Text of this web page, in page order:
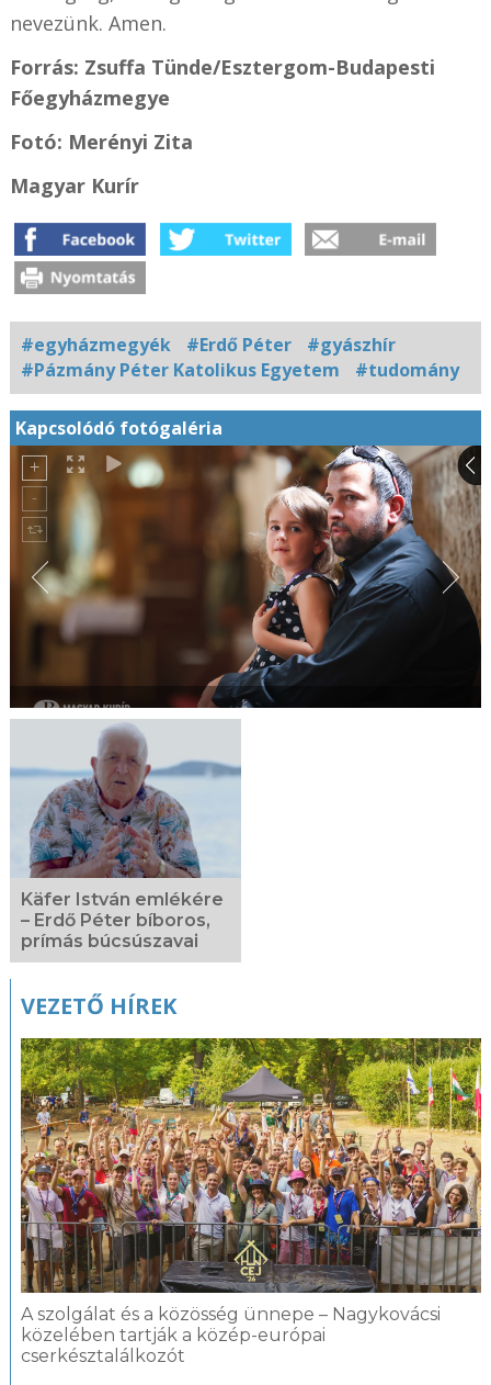
nevezünk. Amen.
Forrás: Zsuffa Tünde/Esztergom-Budapesti
Főegyházmegye
Fotó: Merényi Zita
Magyar Kurír
#egyházmegyék #Erdő Péter
#gyászhír
#Pázmány Péter Katolikus Egyetem
#tudomány
Kapcsolódó fotógaléria
Käfer István emlékére
– Erdő Péter bíboros,
prímás búcsúszavai
VEZETŐ HÍREK
A szolgálat és a közösség ünnepe – Nagykovácsi
közelében tartják a közép-európai
cserkésztalálkozót